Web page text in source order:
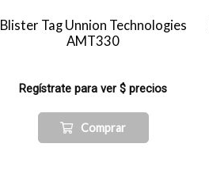
Blister Tag Unnion Technologies
AMT330
Regístrate para ver $ precios
Comprar